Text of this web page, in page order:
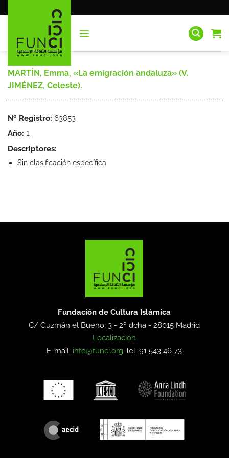
al
MARTÍN, Emma, «La emigración andaluza» (V.
JIMÉNEZ, Celeste).
Nº Registro: 63853
Año: 1
Descriptores:
Sin clasificación específica
Fundación de Cultura Islámica
C/ Guzmán el Bueno, 3 - 2º dcha -28015 Madrid
Localización
E-mail: info@funci.org Tel: 91 543 46 73